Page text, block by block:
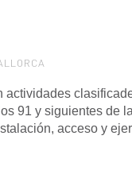
actividades
91 y siguientes de
acceso y